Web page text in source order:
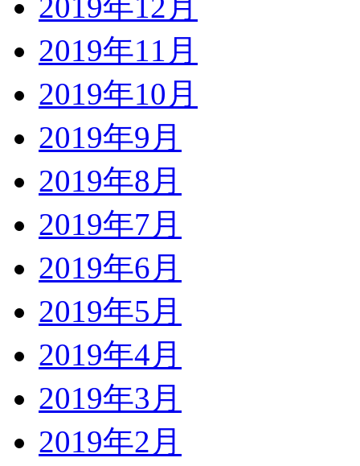
2019年11月
2019年10月
2019年9月
2019年8月
2019年7月
2019年6月
2019年5月
2019年4月
2019年3月
2019年2月